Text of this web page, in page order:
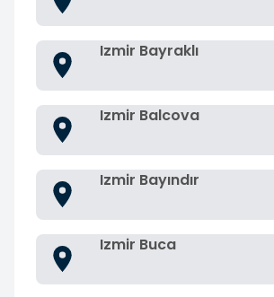
Izmir Bayraklı
Izmir Balcova
Izmir Bayındır
Izmir Buca